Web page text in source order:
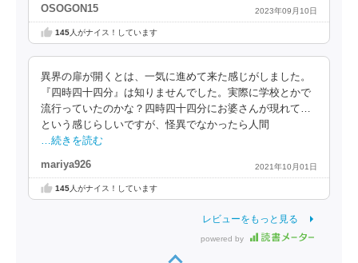
OSOGON15 2023年09月10日
145人がナイス！しています
異界の扉が開くとは、一気に進めて来た感じがしました。
『四時四十四分』は知りませんでした。実際に学校とかで
流行っていたのかな？四時四十四分にお婆さんが現れて…
という感じらしいですが、怪異でなかったら人間
…続きを読む
mariya926 2021年10月01日
145人がナイス！しています
レビューをもっと見る
powered by